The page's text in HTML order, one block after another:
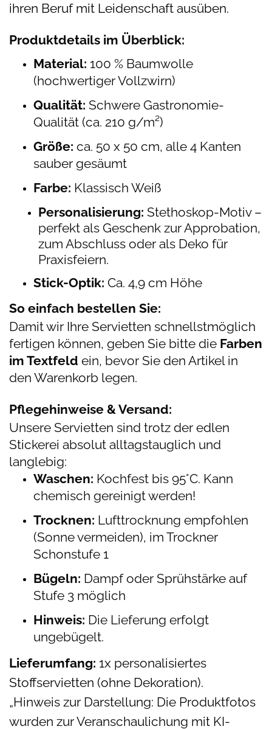
ihren Beruf mit Leidenschaft ausüben.
Produktdetails im Überblick:
Material: 100 % Baumwolle
(hochwertiger Vollzwirn)
Qualität: Schwere Gastronomie-
Qualität (ca. 210 g/m²)
Größe: ca. 50 x 50 cm, alle 4 Kanten
sauber gesäumt
Farbe: Klassisch Weiß
Personalisierung: Stethoskop-Motiv –
perfekt als Geschenk zur Approbation,
zum Abschluss oder als Deko für
Praxisfeiern.
Stick-Optik: Ca. 4,9 cm Höhe
So einfach bestellen Sie:
Damit wir Ihre Servietten schnellstmöglich
fertigen können, geben Sie bitte die Farben
im Textfeld ein, bevor Sie den Artikel in
den Warenkorb legen.
Pflegehinweise & Versand:
Unsere Servietten sind trotz der edlen
Stickerei absolut alltagstauglich und
langlebig:
Waschen: Kochfest bis 95°C. Kann
chemisch gereinigt werden!
Trocknen: Lufttrocknung empfohlen
(Sonne vermeiden), im Trockner
Schonstufe 1
Bügeln: Dampf oder Sprühstärke auf
Stufe 3 möglich
Hinweis: Die Lieferung erfolgt
ungebügelt.
Lieferumfang: 1x personalisiertes
Stoffservietten (ohne Dekoration).
„Hinweis zur Darstellung: Die Produktfotos
wurden zur Veranschaulichung mit KI-